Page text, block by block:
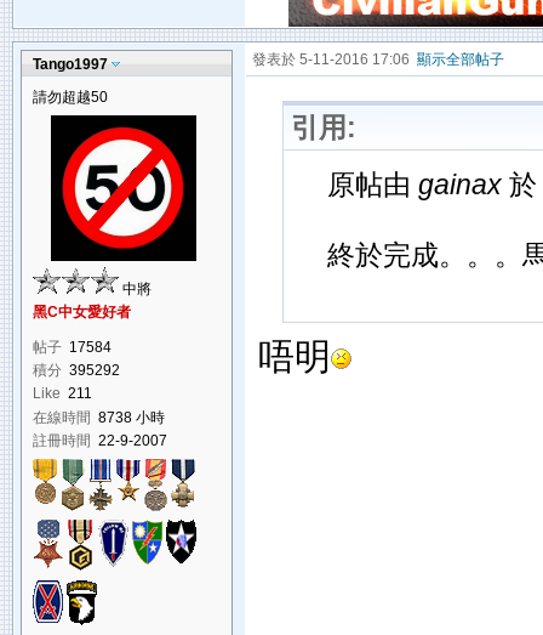
Tango1997
請勿超越50
中將
黑C中女愛好者
帖子 17584
積分 395292
Like 211
在線時間 8738 小時
註冊時間 22-9-2007
發表於 5-11-2016 17:06 顯示全部帖子
引用:
原帖由 gainax於
終於完成。。。
唔明